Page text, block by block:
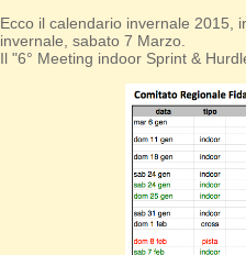
Ecco il calendario invernale 2015,
invernale, sabato 7 Marzo.
Il "6° Meeting indoor Sprint &